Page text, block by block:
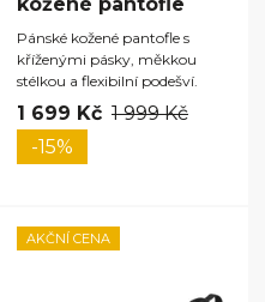
Pánské kožené pantofle s
kříženými pásky, měkkou
stélkou a flexibilní podešví.
1 699 Kč 1 999 Kč
-15%
AKČNÍ CENA